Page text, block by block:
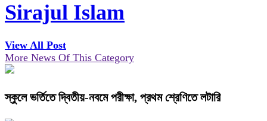
Sirajul Islam
View All Post
More News Of This Category
স্কুলে ভর্তিতে দ্বিতীয়-নবমে পরীক্ষা, প্রথম শ্রেণিতে লটারি